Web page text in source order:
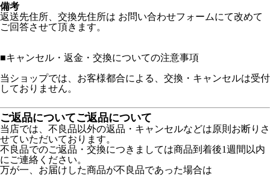
備考
返送先住所、交換先住所は お問い合わせフォームにて改めて
ご回答させて頂きます。
■キャンセル・返金・交換についての注意事項
当ショップでは、お客様都合による、交換・キャンセルは受付
しておりません。
ご返品についてご返品について
当店では、不良品以外の返品・キャンセルなどは原則お断りさ
せていただいております。
不良品でのご返品・交換につきましては商品到着後1週間以内
にご連絡ください。
万が一、お届けした商品が不良品であった場合は